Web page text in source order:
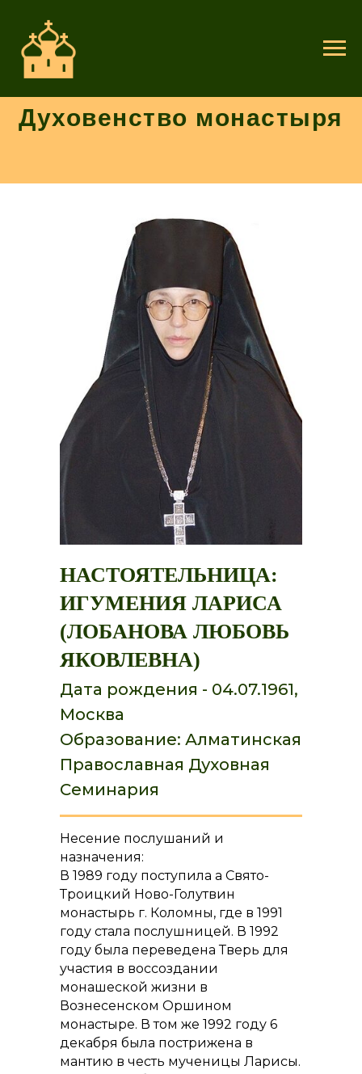
Духовенство монастыря
НАСТОЯТЕЛЬНИЦА:
ИГУМЕНИЯ ЛАРИСА
(ЛОБАНОВА ЛЮБОВЬ
ЯКОВЛЕВНА)
Дата рождения - 04.07.1961,
Москва
Образование: Алматинская
Православная Духовная
Семинария
Несение послушаний и
назначения:
В 1989 году поступила а Свято-
Троицкий Ново-Голутвин
монастырь г. Коломны, где в 1991
году стала послушницей. В 1992
году была переведена Тверь для
участия в воссоздании
монашеской жизни в
Вознесенском Оршином
монастыре. В том же 1992 году 6
декабря была пострижена в
мантию в честь мученицы Ларисы.